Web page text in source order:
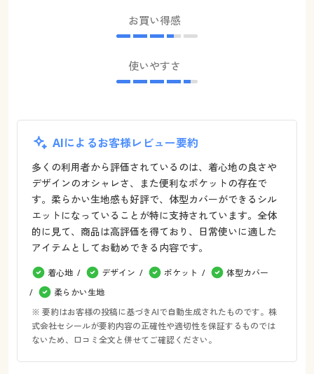
お買い得感
使いやすさ
AIによるお客様レビュー要約
多くの利用者から評価されているのは、着心地の良さや
デザインのオシャレさ、また便利なポケットの存在で
す。柔らかい生地感も好評で、体型カバーができるシル
エットになっていることが特に支持されています。全体
的に見て、商品は高評価を得ており、日常使いに適した
アイテムとしてお勧めできる内容です。
着心地 デザイン ポケット
体型カバー
柔らかい生地
※ 要約はお客様の投稿に基づきAIで自動生成されたものです。株
式会社セシールが要約内容の正確性や適切性を保証するものでは
ないため、口コミ全文と併せてご確認ください。